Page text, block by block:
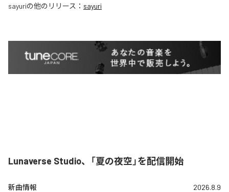
sayuriの他のリリース： sayuri
Lunaverse Studio、「夏の夜空」を配信開始
新曲情報 2026.8.9